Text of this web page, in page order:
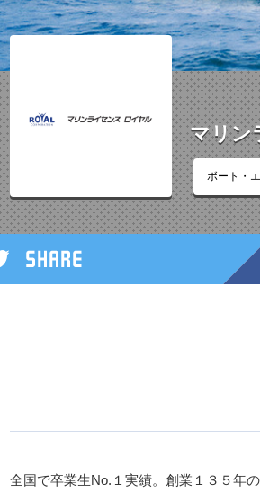
マリン
ボート・
全国で卒業生No.１実績。創業１３５年